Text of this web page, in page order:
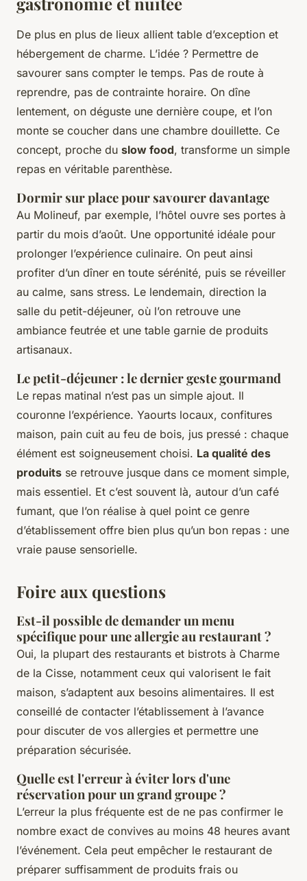
De plus en plus de lieux allient table d’exception et
hébergement de charme. L’idée ? Permettre de
savourer sans compter le temps. Pas de route à
reprendre, pas de contrainte horaire. On dîne
lentement, on déguste une dernière coupe, et l’on
monte se coucher dans une chambre douillette. Ce
concept, proche du slow food, transforme un simple
repas en véritable parenthèse.
Dormir sur place pour savourer davantage
Au Molineuf, par exemple, l’hôtel ouvre ses portes à
partir du mois d’août. Une opportunité idéale pour
prolonger l’expérience culinaire. On peut ainsi
profiter d’un dîner en toute sérénité, puis se réveiller
au calme, sans stress. Le lendemain, direction la
salle du petit-déjeuner, où l’on retrouve une
ambiance feutrée et une table garnie de produits
artisanaux.
Le petit-déjeuner : le dernier geste gourmand
Le repas matinal n’est pas un simple ajout. Il
couronne l’expérience. Yaourts locaux, confitures
maison, pain cuit au feu de bois, jus pressé : chaque
élément est soigneusement choisi. La qualité des
produits se retrouve jusque dans ce moment simple,
mais essentiel. Et c’est souvent là, autour d’un café
fumant, que l’on réalise à quel point ce genre
d’établissement offre bien plus qu’un bon repas : une
vraie pause sensorielle.
Foire aux questions
Est-il possible de demander un menu
spécifique pour une allergie au restaurant ?
Oui, la plupart des restaurants et bistrots à Charme
de la Cisse, notamment ceux qui valorisent le fait
maison, s’adaptent aux besoins alimentaires. Il est
conseillé de contacter l’établissement à l’avance
pour discuter de vos allergies et permettre une
préparation sécurisée.
Quelle est l'erreur à éviter lors d'une
réservation pour un grand groupe ?
L’erreur la plus fréquente est de ne pas confirmer le
nombre exact de convives au moins 48 heures avant
l’événement. Cela peut empêcher le restaurant de
préparer suffisamment de produits frais ou